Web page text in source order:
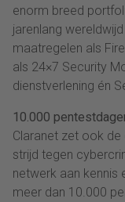
enorm breed
jarenlang
maatregelen als
als 24×7 Security
dienstverlening én
10.000
Claranet zet ook de
strijd tegen
netwerk aan kennis
meer dan 10.000